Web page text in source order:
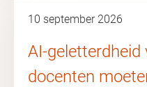
10 september 2026
AI-
docenten